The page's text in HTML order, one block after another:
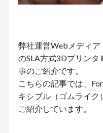
弊社運営Webメディア
のSLA方式3Dプリンタ
事のご紹介です。
こちらの記事では、
キシブル（ゴムライク
ご紹介しています。